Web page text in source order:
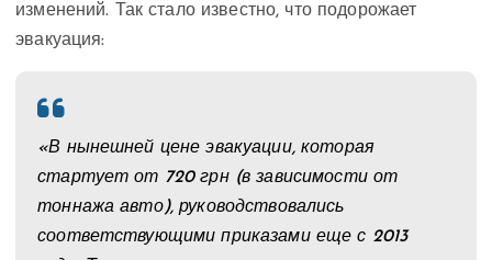
изменений. Так стало известно, что подорожает
эвакуация:
«В нынешней цене эвакуации, которая
стартует от 720 грн (в зависимости от
тоннажа авто), руководствовались
соответствующими приказами еще с 2013